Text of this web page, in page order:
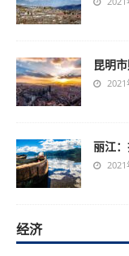
昆明
2021
丽江
2021
经济